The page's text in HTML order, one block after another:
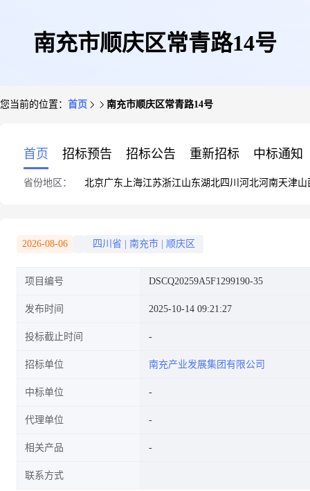
南充市顺庆区常青路14号
您当前的位置： 首页 南充市顺庆区常青路14号
首页 招标预告 招标公告 重新招标 中标通知
省份地区： 北京广东 上海江苏浙江山东湖北四川 河北河南天津山
2026-08-06 四川省 南充市 顺庆区
项目编号 DSCQ20259A5F1299190-35
发布时间 2025-10-14 09:21:27
投标截止时间
招标单位 南充产业发展集团有限公司
中标单位
代理单位
相关产品
联系方式